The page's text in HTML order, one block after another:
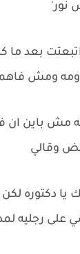
نور'
بعد
ومش
مش باين ان
وقالي
يا دكتوره
رجليه